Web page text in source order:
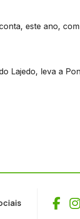
este ano,
Lajedo, leva a